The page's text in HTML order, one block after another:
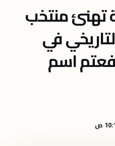
تهنئ منتخب
في
2026: رفعتم اسم